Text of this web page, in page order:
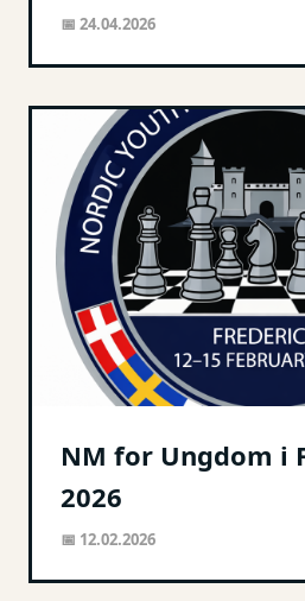
📅 24.04.2026
NM for Ungdom i
2026
📅 12.02.2026